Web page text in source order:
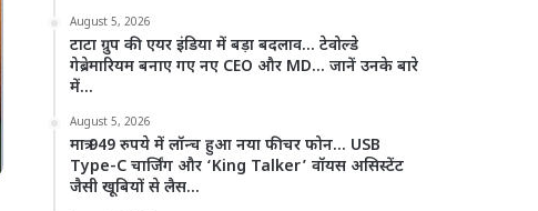
August 5, 2026
टाटा ग्रुप की एयर इंडिया में बड़ा बदलाव… टेवोल्डे
गेब्रेमारियम बनाए गए नए CEO और MD… जानें उनके बारे
में…
August 5, 2026
मात्र 949 रुपये में लॉन्च हुआ नया फीचर फोन… USB
Type-C चार्जिंग और ‘King Talker’ वॉयस असिस्टेंट
जैसी खूबियों से लैस…